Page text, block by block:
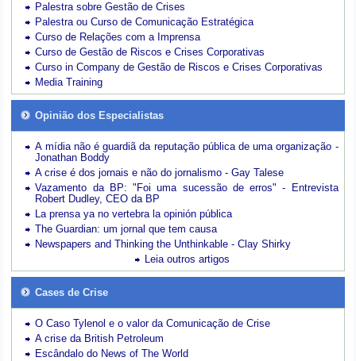
Palestra sobre Gestão de Crises
Palestra ou Curso de Comunicação Estratégica
Curso de Relações com a Imprensa
Curso de Gestão de Riscos e Crises Corporativas
Curso in Company de Gestão de Riscos e Crises Corporativas
Media Training
Opinião dos Especialistas
A mídia não é guardiã da reputação pública de uma organização -
Jonathan Boddy
A crise é dos jornais e não do jornalismo - Gay Talese
Vazamento da BP: "Foi uma sucessão de erros" - Entrevista
Robert Dudley, CEO da BP
La prensa ya no vertebra la opinión pública
The Guardian: um jornal que tem causa
Newspapers and Thinking the Unthinkable - Clay Shirky
Leia outros artigos
Cases de Crise
O Caso Tylenol e o valor da Comunicação de Crise
A crise da British Petroleum
Escândalo do News of The World